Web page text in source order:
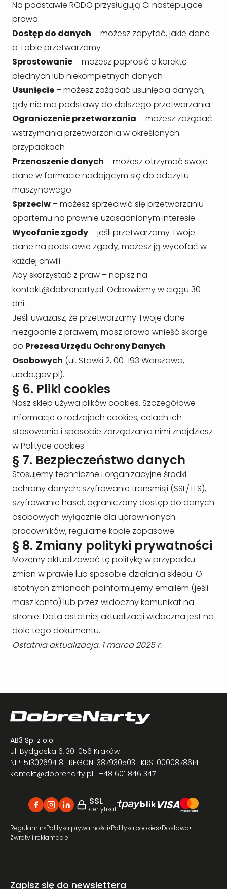
Na podstawie RODO przysługują Ci następujące
prawa:
Dostęp do danych – możesz zapytać, jakie dane
o Tobie przetwarzamy
Sprostowanie – możesz poprosić o korektę
błędnych lub niekompletnych danych
Usunięcie – możesz zażądać usunięcia danych,
gdy nie ma podstawy do dalszego przetwarzania
Ograniczenie przetwarzania – możesz zażądać
wstrzymania przetwarzania w określonych
przypadkach
Przenoszenie danych – możesz otrzymać swoje
dane w formacie nadającym się do odczytu
maszynowego
Sprzeciw – możesz sprzeciwić się przetwarzaniu
opartemu na prawnie uzasadnionym interesie
Wycofanie zgody – jeśli przetwarzamy Twoje
dane na podstawie zgody, możesz ją wycofać w
każdej chwili
Aby skorzystać z praw – napisz na
kontakt@dobrenarty.pl. Odpowiemy w ciągu 30
dni.
Jeśli uważasz, że przetwarzamy Twoje dane
niezgodnie z prawem, masz prawo wnieść skargę
do Prezesa Urzędu Ochrony Danych
Osobowych (ul. Stawki 2, 00-193 Warszawa,
uodo.gov.pl).
§ 6. Pliki cookies
Nasz sklep używa plików cookies. Szczegółowe
informacje o rodzajach cookies, celach ich
stosowania i sposobie zarządzania nimi znajdziesz
wPolityce cookies.
§ 7. Bezpieczeństwo danych
Stosujemy techniczne i organizacyjne środki
ochrony danych: szyfrowanie transmisji (SSL/TLS),
szyfrowanie haseł, ograniczony dostęp do danych
osobowych wyłącznie dla uprawnionych
pracowników, regularne kopie zapasowe.
§ 8. Zmiany polityki prywatności
Możemy aktualizować tę politykę w przypadku
zmian w prawie lub sposobie działania sklepu. O
istotnych zmianach poinformujemy emailem (jeśli
masz konto) lub przez widoczny komunikat na
stronie. Data ostatniej aktualizacji widoczna jest na
dole tego dokumentu.
Ostatnia aktualizacja: 1 marca 2025 r.
AB3 Sp. z o.o.
ul. Bydgoska 6, 30-056 Kraków
NIP: 5130269418 | REGON: 387930503 | KRS: 0000878614
kontakt@dobrenarty.pl | +48 601 846 347
SSL
certyfikat blikVISA
Regulamin•Polityka prywatności•Polityka cookies•Dostawa•
Zwroty i reklamacje
Zapisz się do newslettera